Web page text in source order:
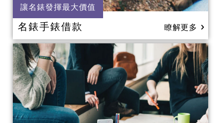
讓名錶發揮最大價值
名錶手錶借款 瞭解更多